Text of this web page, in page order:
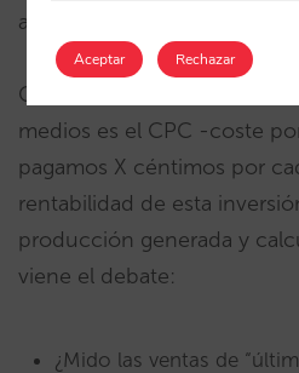
atribución”.
Curiosamente el modelo
medios es el CPC -coste
pagamos X céntimos por
rentabilidad de esta
producción generada y
viene el debate:
¿Mido las ventas de
Aceptar Rechazar